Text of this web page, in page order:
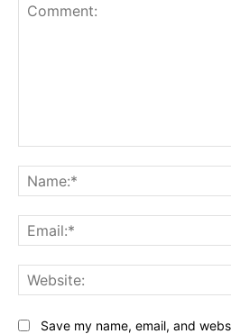
Save my name, email, and